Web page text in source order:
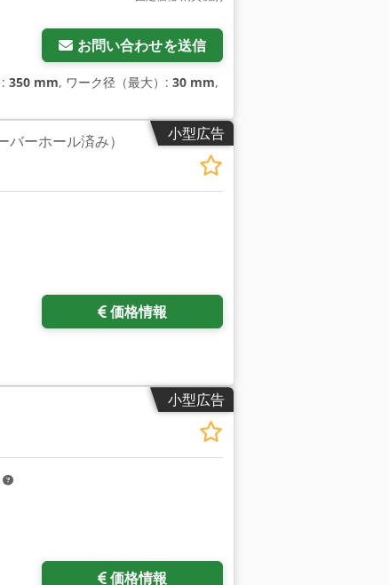
ています。 ワークスライドストローク
ト、CNC制御盤など。 作業エリアの
しております。 技術データに誤りが
車・プロファイル転造盤 モデル
kg 付属品 / 特殊機能 Csdpfx
テムを装備しています。 を装備して
、機械の調整を容易にします。 機械
します。 全てのプロセスパラメータ
供します。 最適化された プロセスサ
のビルトオン（ワークピース）セン
、クランプ装置、ワーク位置決め用
を位置決めするための角柱状のプリ
を1つ備えています。 ワークの前面
トロークは約500mmです。 クランプ
独立したスイッチキャビネット、
カバー。中央潤滑。
さらに画像をリクエスト
お問い合わせを送信
350 mm, ワーク径（最大）: 30 mm,
小型広告
バーホール済み）
価格情報
小型広告
価格情報